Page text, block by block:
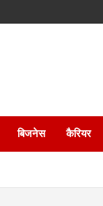
बिजनेस कैरियर